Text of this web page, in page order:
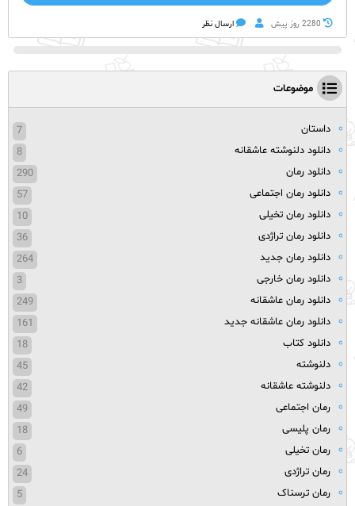
2280 روز پيش ارسال نظر
موضوعات
داستان
7
دانلود دلنوشته عاشقانه
8
دانلود رمان
290
دانلود رمان اجتماعی
57
دانلود رمان تخیلی
10
دانلود رمان تراژدی
36
دانلود رمان جدید
264
دانلود رمان خارجی
3
دانلود رمان عاشقانه
249
دانلود رمان عاشقانه جدید
161
دانلود کتاب
18
دلنوشته
45
دلنوشته عاشقانه
42
رمان اجتماعی
49
رمان پلیسی
18
رمان تخیلی
6
رمان تراژدی
24
رمان ترسناک
5